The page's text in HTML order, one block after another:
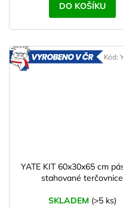
DO KOŠÍKU
YATE KIT 60x30x65 cm
stahované terčovnice
SKLADEM (>5 ks)
Kód: